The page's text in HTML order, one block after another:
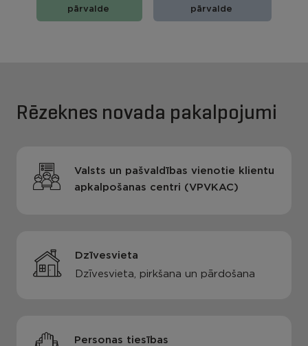
pārvalde
pārvalde
Rēzeknes novada pakalpojumi
Valsts un pašvaldības vienotie klientu
apkalpošanas centri (VPVKAC)
Dzīvesvieta
Dzīvesvieta, pirkšana un pārdošana
Personas tiesības